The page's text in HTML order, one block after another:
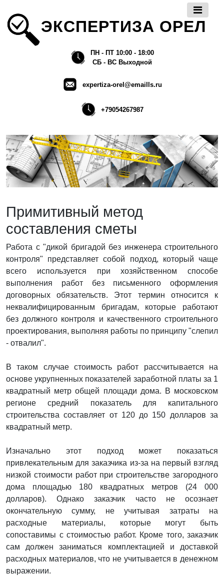
ЭКСПЕРТИЗА ОРЕЛ
ПН - ПТ 10:00 - 18:00
СБ - ВС Выходной
expertiza-orel@emaills.ru
+79054267987
Примитивный метод
составления сметы
Работа с "дикой бригадой без инженера строительного
контроля" представляет собой подход, который чаще
всего используется при хозяйственном способе
выполнения работ без письменного оформления
договорных обязательств. Этот термин относится к
неквалифицированным бригадам, которые работают
без должного контроля и качественного строительного
проектирования, выполняя работы по принципу "слепил
- отвалил".
В таком случае стоимость работ рассчитывается на
основе укрупненных показателей заработной платы за 1
квадратный метр общей площади дома. В московском
регионе средний показатель для капитального
строительства составляет от 120 до 150 долларов за
квадратный метр.
Изначально этот подход может показаться
привлекательным для заказчика из-за на первый взгляд
низкой стоимости работ при строительстве загородного
дома площадью 180 квадратных метров (24 000
долларов). Однако заказчик часто не осознает
окончательную сумму, не учитывая затраты на
расходные материалы, которые могут быть
сопоставимы с стоимостью работ. Кроме того, заказчик
сам должен заниматься комплектацией и доставкой
расходных материалов, что не учитывается в денежном
выражении.